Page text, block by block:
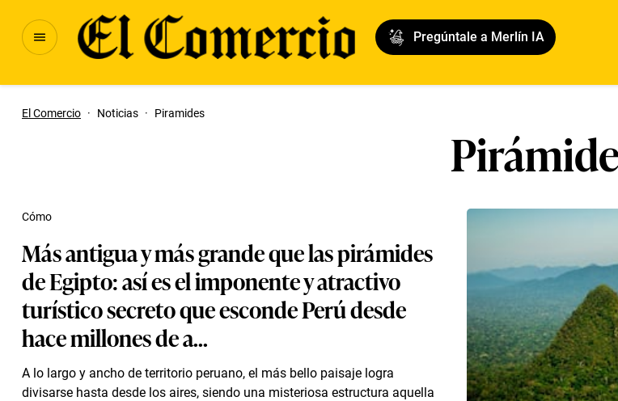
Pregúntale a Merlín IA
El Comercio · Noticias · Piramides
Más antigua y más grande que las pirámides
de Egipto: así es el imponente y atractivo
turístico secreto que esconde Perú desde
hace millones de a...
A lo largo y ancho de territorio peruano, el más bello paisaje logra
divisarse hasta desde los aires, siendo una misteriosa estructura aquella
Cómo